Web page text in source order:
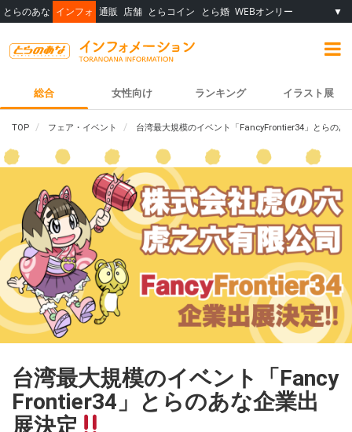
とらのあな インフォ 通販 店舗 とらコイン とら婚 WEBオンリー ▼
総合 女性向け ランキング イラスト展
TOP フェア・イベント 台湾最大規模のイベント「FancyFrontier34」とらのあ
台湾最大規模のイベント「Fancy
Frontier34」とらのあな企業出
展決定